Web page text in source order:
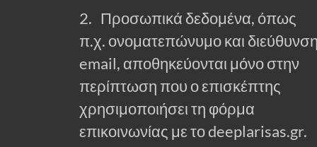
2. Προσωπικά δεδομένα, όπως
π.χ. ονοματεπώνυμο και διεύθυνση
email, αποθηκεύονται μόνο στην
περίπτωση που ο επισκέπτης
χρησιμοποιήσει τη φόρμα
επικοινωνίας με το deeplarisas.gr.